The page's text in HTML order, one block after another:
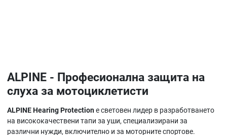
ALPINE - Професионална защита на
слуха за мотоциклетисти
ALPINE Hearing Protectionе световен лидер в разработването
на висококачествени тапи за уши, специализирани за
различни нужди, включително и за моторните спортове.